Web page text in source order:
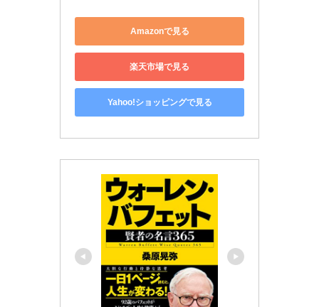
Amazonで見る
楽天市場で見る
Yahoo!ショッピングで見る